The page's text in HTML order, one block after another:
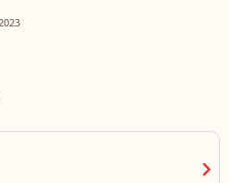
chevron_right